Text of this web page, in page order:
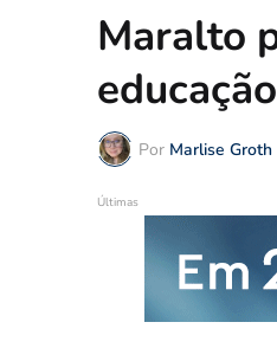
Maralto
Por Marlise Groth
Últimas